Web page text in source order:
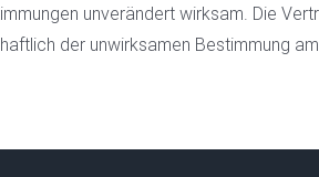
unverändert wirksam. Die
der unwirksamen Bestimmung